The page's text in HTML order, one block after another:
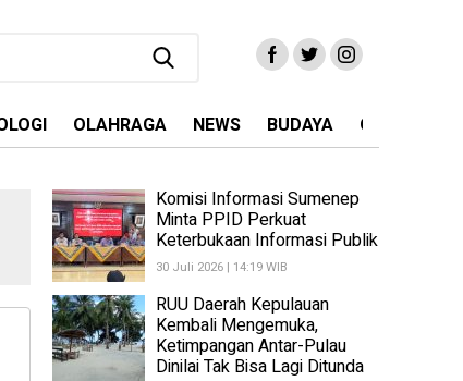
OLAHRAGA NEWS BUDAYA OPINI
Komisi Informasi Sumenep
Minta PPID Perkuat
Keterbukaan Informasi Publik
30 Juli 2026 | 14:19 WIB
RUU Daerah Kepulauan
Kembali Mengemuka,
Ketimpangan Antar-Pulau
Dinilai Tak Bisa Lagi Ditunda